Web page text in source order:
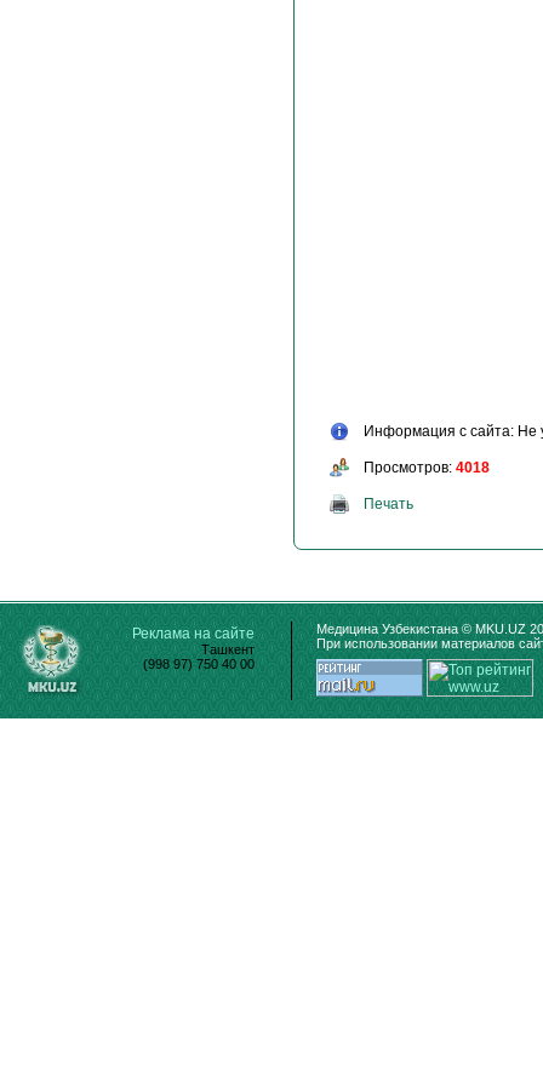
Информация с сайта: Не
Просмотров: 4018
Печать
Реклама на сайте
Ташкент
(998 97) 750 40 00
Медицина Узбекистана © MKU.UZ
При использовании материалов